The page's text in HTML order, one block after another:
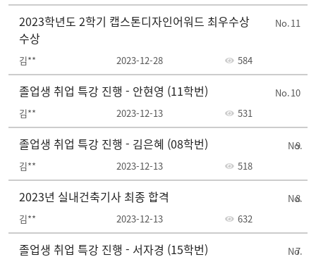
11
2023학년도 2학기 캡스톤디자인어워드 최우수상
수상
김** 2023-12-28 584
10
졸업생 취업 특강 진행 - 안현영 (11학번)
김** 2023-12-13 531
9
졸업생 취업 특강 진행 - 김은혜 (08학번)
김** 2023-12-13 518
8
2023년 실내건축기사 최종 합격
김** 2023-12-13 632
7
졸업생 취업 특강 진행 - 서자경 (15학번)